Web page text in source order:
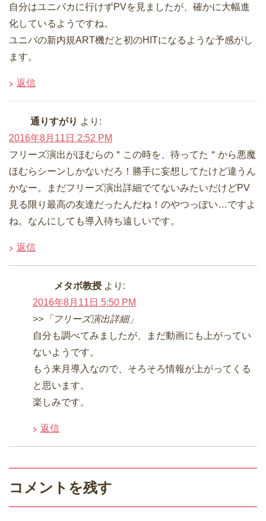
自分はユニバカに行けずPVを見ましたが、確かに大幅進
化しているようですね。
ユニバの新内規ART機だと初のHITになるような予感がし
ます。
返信
通りすがり より:
2016年8月11日 2:52 PM
フリーズ演出がほむらの＂この時を、待ってた＂から悪魔
ほむらシーンしかないだろ！勝手に妄想してたけど違うん
かなー。まだフリーズ演出詳細でてないみたいだけどPV
見る限り最高の友達だったんだね！のやつっぽい…ですよ
ね。なんにしても導入待ち遠しいです。
返信
メタボ教授 より:
2016年8月11日 5:50 PM
>>「フリーズ演出詳細」
自分も調べてみましたが、まだ動画にも上がってい
ないようです。
もう来月導入なので、そろそろ情報が上がってくる
と思います。
楽しみです。
返信
コメントを残す